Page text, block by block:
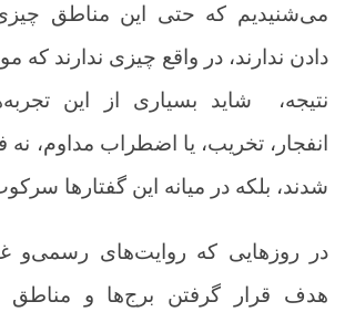
می‌شنیدیم که حتی این مناطق
دادن ندارند، در واقع چیزی ندارند که
نتیجه، شاید بسیاری از این
انفجار، تخریب، یا اضطراب مداوم، نه
شدند، بلکه در میانه این گفتارها
در روزهایی که روایت‌های رسمی‌و
هدف قرار گرفتن برج‌ها و مناطق